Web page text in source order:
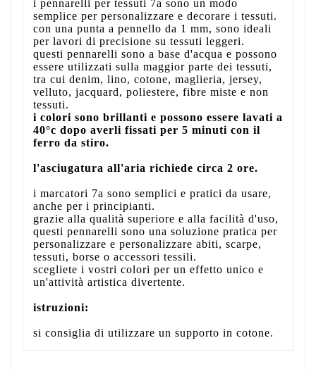
i pennarelli per tessuti 7a sono un modo
semplice per personalizzare e decorare i tessuti.
con una punta a pennello da 1 mm, sono ideali
per lavori di precisione su tessuti leggeri.
questi pennarelli sono a base d'acqua e possono
essere utilizzati sulla maggior parte dei tessuti,
tra cui denim, lino, cotone, maglieria, jersey,
velluto, jacquard, poliestere, fibre miste e non
tessuti.
i colori sono brillanti e possono essere lavati a
40°c dopo averli fissati per 5 minuti con il
ferro da stiro.
l'asciugatura all'aria richiede circa 2 ore.
i marcatori 7a sono semplici e pratici da usare,
anche per i principianti.
grazie alla qualità superiore e alla facilità d'uso,
questi pennarelli sono una soluzione pratica per
personalizzare e personalizzare abiti, scarpe,
tessuti, borse o accessori tessili.
scegliete i vostri colori per un effetto unico e
un'attività artistica divertente.
istruzioni:
si consiglia di utilizzare un supporto in cotone.